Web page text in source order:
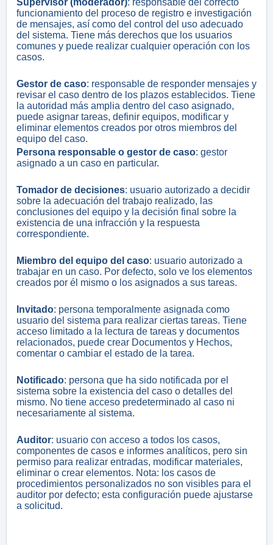
Supervisor (moderador): responsable del correcto
funcionamiento del proceso de registro e investigación
de mensajes, así como del control del uso adecuado
del sistema. Tiene más derechos que los usuarios
comunes y puede realizar cualquier operación con los
casos.
Gestor de caso: responsable de responder mensajes y
revisar el caso dentro de los plazos establecidos. Tiene
la autoridad más amplia dentro del caso asignado,
puede asignar tareas, definir equipos, modificar y
eliminar elementos creados por otros miembros del
equipo del caso.
Persona responsable o gestor de caso: gestor
asignado a un caso en particular.
Tomador de decisiones: usuario autorizado a decidir
sobre la adecuación del trabajo realizado, las
conclusiones del equipo y la decisión final sobre la
existencia de una infracción y la respuesta
correspondiente.
Miembro del equipo del caso: usuario autorizado a
trabajar en un caso. Por defecto, solo ve los elementos
creados por él mismo o los asignados a sus tareas.
Invitado: persona temporalmente asignada como
usuario del sistema para realizar ciertas tareas. Tiene
acceso limitado a la lectura de tareas y documentos
relacionados, puede crear Documentos y Hechos,
comentar o cambiar el estado de la tarea.
Notificado: persona que ha sido notificada por el
sistema sobre la existencia del caso o detalles del
mismo. No tiene acceso predeterminado al caso ni
necesariamente al sistema.
Auditor: usuario con acceso a todos los casos,
componentes de casos e informes analíticos, pero sin
permiso para realizar entradas, modificar materiales,
eliminar o crear elementos. Nota: los casos de
procedimientos personalizados no son visibles para el
auditor por defecto; esta configuración puede ajustarse
a solicitud.